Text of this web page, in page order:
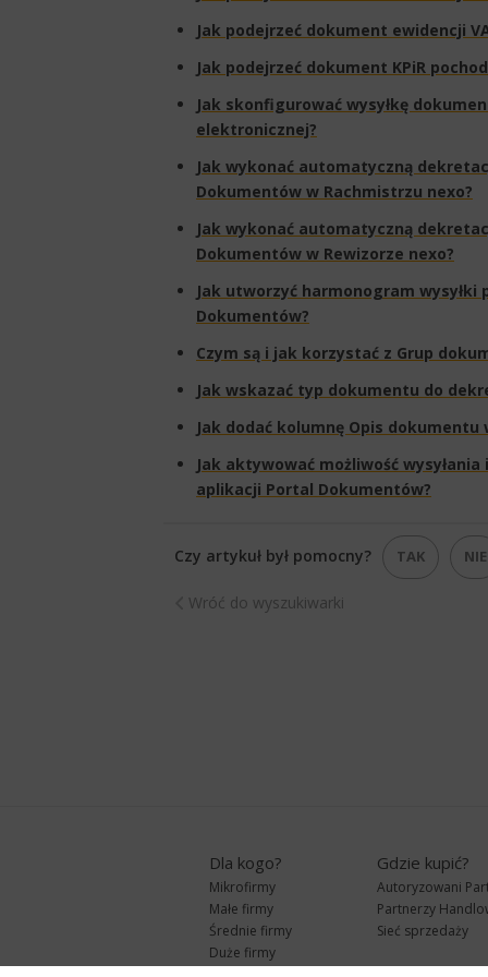
Jak podejrzeć dokument ewidencji
Jak podejrzeć dokument KPiR
​Jak skonfigurować wysyłkę
elektronicznej?​
Jak wykonać automatyczną
Dokumentów w Rachmistrzu nexo?
Jak wykonać automatyczną
Dokumentów w Rewizorze nexo?
Jak utworzyć harmonogram
Dokumentów?
Czym są i jak korzystać z Grup
Jak wskazać typ dokumentu do
Jak dodać kolumnę Opis
​Jak aktywować możliwość
aplikacji Portal Dokumentów?
Czy artykuł był pomocny? TAK NIE
Wróć do wyszukiwarki
Dla kogo?
Mikrofirmy
Małe firmy
Średnie firmy
Duże firmy
Gdzie kupić?
Autoryzowani
Partnerzy
Sieć sprzedaży